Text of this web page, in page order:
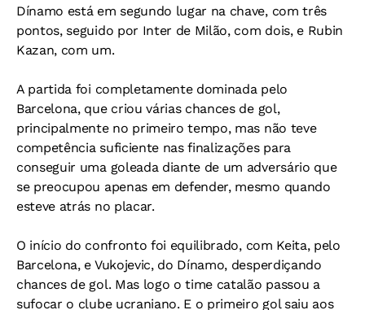
Dínamo está em segundo lugar na chave, com três
pontos, seguido por Inter de Milão, com dois, e Rubin
Kazan, com um.
A partida foi completamente dominada pelo
Barcelona, que criou várias chances de gol,
principalmente no primeiro tempo, mas não teve
competência suficiente nas finalizações para
conseguir uma goleada diante de um adversário que
se preocupou apenas em defender, mesmo quando
esteve atrás no placar.
O início do confronto foi equilibrado, com Keita, pelo
Barcelona, e Vukojevic, do Dínamo, desperdiçando
chances de gol. Mas logo o time catalão passou a
sufocar o clube ucraniano. E o primeiro gol saiu aos